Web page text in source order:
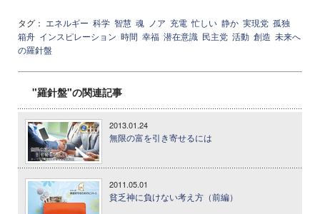
タグ： エネルギー 科学 智慧 魂 ノア 充電 忙しい 静か 実現党 孤独
箱舟 インスピレーション 時間 幸福 潜在意識 民主党 活動 創造 未来へ
の羅針盤
"羅針盤"の関連記事
2013.01.24
無限の富を引き寄せるには
2011.05.01
貧乏神に負けない考え方（前編）